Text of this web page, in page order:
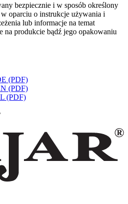
bezpiecznie i w sposób określony
oparciu o instrukcje używania i
lub informacje na temat
na produkcie bądź jego opakowaniu
(PDF)
(PDF)
(PDF)